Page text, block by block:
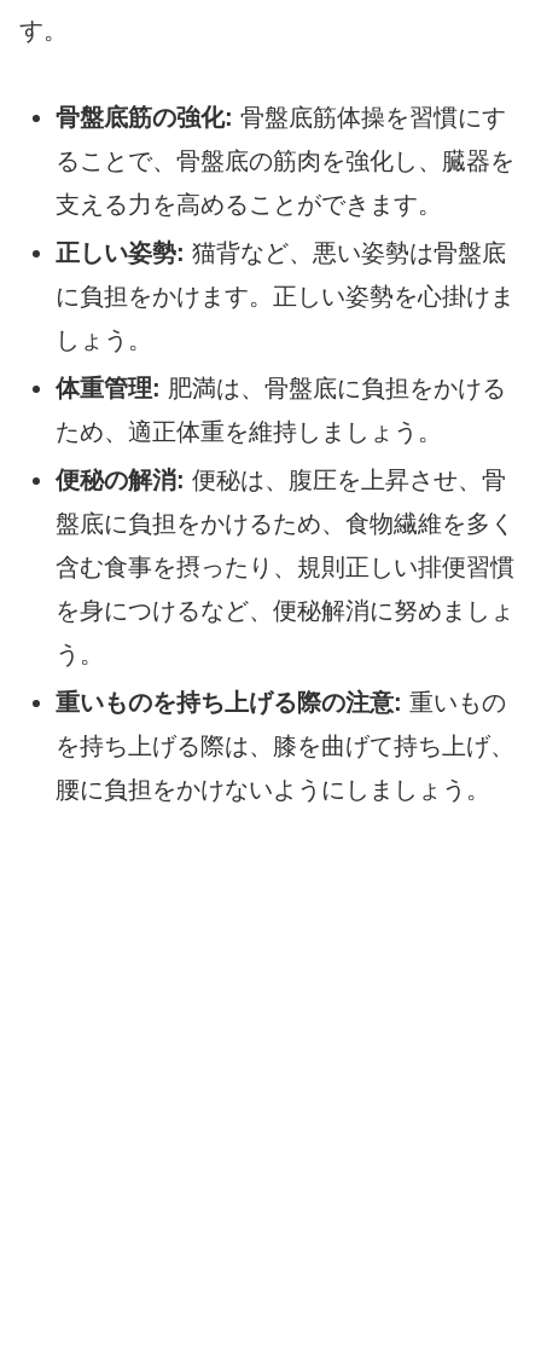
す。
骨盤底筋の強化: 骨盤底筋体操を習慣にす
ることで、骨盤底の筋肉を強化し、臓器を
支える力を高めることができます。
正しい姿勢: 猫背など、悪い姿勢は骨盤底
に負担をかけます。正しい姿勢を心掛けま
しょう。
体重管理: 肥満は、骨盤底に負担をかける
ため、適正体重を維持しましょう。
便秘の解消: 便秘は、腹圧を上昇させ、骨
盤底に負担をかけるため、食物繊維を多く
含む食事を摂ったり、規則正しい排便習慣
を身につけるなど、便秘解消に努めましょ
う。
重いものを持ち上げる際の注意: 重いもの
を持ち上げる際は、膝を曲げて持ち上げ、
腰に負担をかけないようにしましょう。